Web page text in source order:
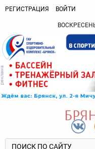
РЕГИСТРАЦИЯ ВОЙТИ